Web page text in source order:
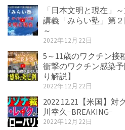
「日本文明と現在」
講義「みらい塾」第
～
2022年12月22日
5～11歳のワクチン接
衝撃のワクチン感染
り解説】
2022年12月22日
2022.12.21【米国】対
川幸久−BREAKING−
2022年12月22日